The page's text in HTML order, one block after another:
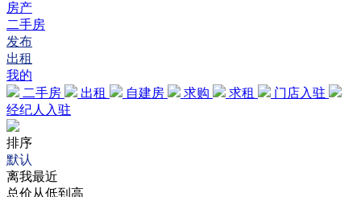
房产
二手房
发布
出租
我的
二手房
出租 自建房 求购 求租
门店入驻
经纪人入驻
排序
默认
离我最近
总价从低到高